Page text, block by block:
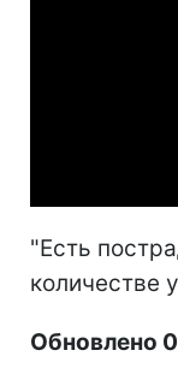
"Есть
количестве
Обновлено